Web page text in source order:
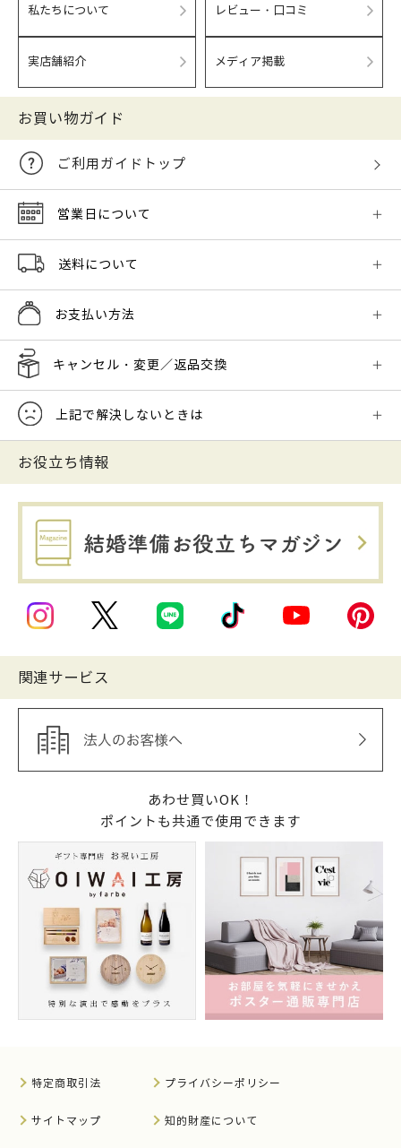
私たちについて レビュー・口コミ
実店舗紹介 メディア掲載
お買い物ガイド
ご利用ガイドトップ
営業日について
送料について
お支払い方法
キャンセル・変更／返品交換
上記で解決しないときは
お役立ち情報
関連サービス
あわせ買いOK！
ポイントも共通で使用できます
特定商取引法 プライバシーポリシー
サイトマップ 知的財産について